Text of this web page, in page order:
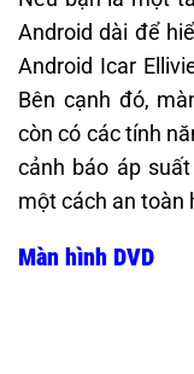
Android dài để
Android Icar
Bên cạnh đó,
còn có các tính
cảnh báo áp
một cách an toàn
Màn hình DVD